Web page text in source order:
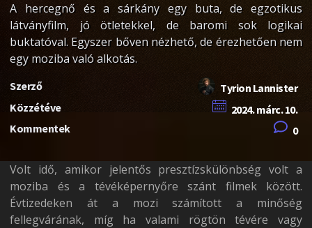
A hercegnő és a sárkány egy buta, de egzotikus
látványfilm, jó ötletekkel, de baromi sok logikai
buktatóval. Egyszer bőven nézhető, de érezhetően nem
egy moziba való alkotás.
Szerző
Tyrion Lannister
Közzétéve
2024. márc. 10.
Kommentek
0
Volt idő, amikor jelentős presztízskülönbség volt a
moziba és a tévéképernyőre szánt filmek között.
Évtizedeken át a mozi számított a minőség
fellegvárának, míg ha valami rögtön tévére vagy